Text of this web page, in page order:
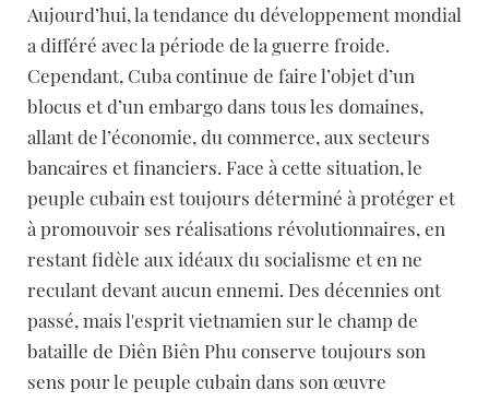
Aujourd’hui, la tendance du développement mondial
a différé avec la période de la guerre froide.
Cependant, Cuba continue de faire l’objet d’un
blocus et d’un embargo dans tous les domaines,
allant de l’économie, du commerce, aux secteurs
bancaires et financiers. Face à cette situation, le
peuple cubain est toujours déterminé à protéger et
à promouvoir ses réalisations révolutionnaires, en
restant fidèle aux idéaux du socialisme et en ne
reculant devant aucun ennemi. Des décennies ont
passé, mais l'esprit vietnamien sur le champ de
bataille de Diên Biên Phu conserve toujours son
sens pour le peuple cubain dans son œuvre